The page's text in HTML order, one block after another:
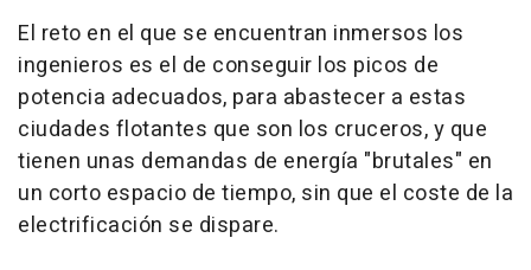
El reto en el que se encuentran inmersos los
ingenieros es el de conseguir los picos de
potencia adecuados, para abastecer a estas
ciudades flotantes que son los cruceros, y que
tienen unas demandas de energía "brutales" en
un corto espacio de tiempo, sin que el coste de la
electrificación se dispare.